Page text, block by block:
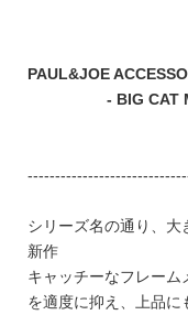
FEATURE
PAUL&JOE
- BIG CAT
シリーズ名の通り、
新作
キャッチーなフレー
を適度に抑え、上品に